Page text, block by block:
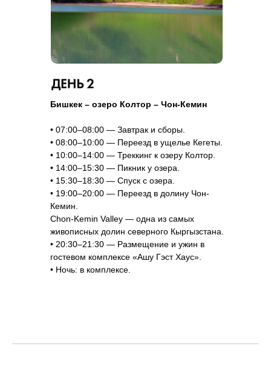
Бишкек – озеро Колтор – Чон-Кемин
• 07:00–08:00 — Завтрак и сборы.
• 08:00–10:00 — Переезд в ущелье Кегеты.
• 10:00–14:00 — Треккинг к озеру Колтор.
• 14:00–15:30 — Пикник у озера.
• 15:30–18:30 — Спуск с озера.
• 19:00–20:00 — Переезд в долину Чон-
Кемин.
Chon-Kemin Valley — одна из самых
живописных долин северного Кыргызстана.
• 20:30–21:30 — Размещение и ужин в
гостевом комплексе «Ашу Гэст Хаус».
• Ночь: в комплексе.